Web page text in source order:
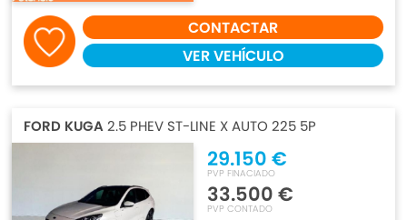
CONTACTAR
VER VEHÍCULO
FORD KUGA2.5 PHEV ST-LINE X AUTO 225 5P
29.150 €
PVP FINACIADO
33.500 €
PVP CONTADO